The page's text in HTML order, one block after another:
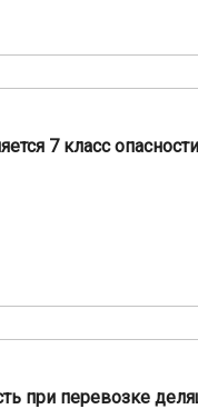
7 класс
при перевозке